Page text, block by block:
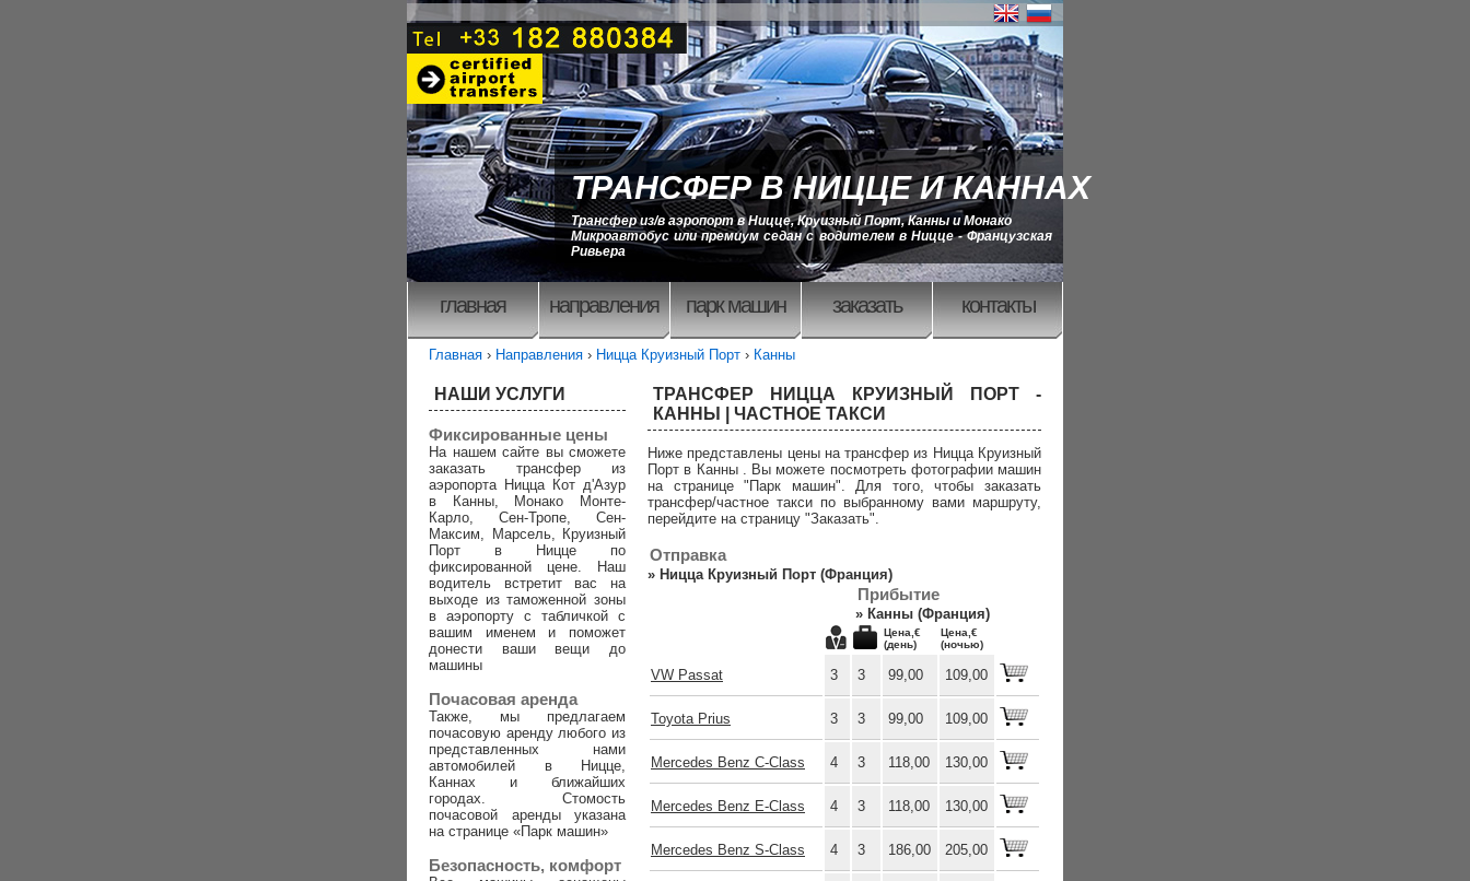
ТРАНСФЕР В НИЦЦЕ И КАННАХ
Трансфер из/в аэропорт в Ницце, Круизный Порт, Канны и Монако
Микроавтобус или премиум седан с водителем в Ницце - Французская
Ривьера
главная направления парк машин заказать контакты
Главная › Направления › Ницца Круизный Порт › Канны
ТРАНСФЕР НИЦЦА КРУИЗНЫЙ ПОРТ -
КАННЫ | ЧАСТНОЕ ТАКСИ
Ниже представлены цены на трансфер из Ницца Круизный
Порт в Канны . Вы можете посмотреть фотографии машин
на странице "Парк машин". Для того, чтобы заказать
трансфер/частное такси по выбранному вами маршруту,
перейдите на страницу "Заказать".
Отправка
» Ницца Круизный Порт (Франция)
Прибытие
» Канны (Франция)
Цена,€
(день)
Цена,€
(ночью)
VW Passat 3 3 99,00 109,00
Toyota Prius 3 3 99,00 109,00
Mercedes Benz C-Class 4 3 118,00 130,00
Mercedes Benz E-Class 4 3 118,00 130,00
Mercedes Benz S-Class 4 3 186,00 205,00
НАШИ УСЛУГИ
Фиксированные цены
На нашем сайте вы сможете
заказать трансфер из
аэропорта Ницца Кот д'Азур
в Канны, Монако Монте-
Карло, Сен-Тропе, Сен-
Максим, Марсель, Круизный
Порт в Ницце по
фиксированной цене. Наш
водитель встретит вас на
выходе из таможенной зоны
в аэропорту с табличкой с
вашим именем и поможет
донести ваши вещи до
машины
Почасовая аренда
Также, мы предлагаем
почасовую аренду любого из
представленных нами
автомобилей в Ницце,
Каннах и ближайших
городах. Стомость
почасовой аренды указана
на странице «Парк машин»
Безопасность, комфорт